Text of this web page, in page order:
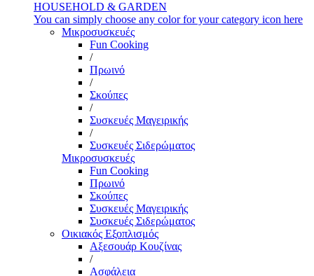
HOUSEHOLD & GARDEN
You can simply choose any color for your category icon here
Μικροσυσκευές
Fun Cooking
/
Πρωινό
/
Σκούπες
/
Συσκευές Μαγειρικής
/
Συσκευές Σιδερώματος
Μικροσυσκευές
Fun Cooking
Πρωινό
Σκούπες
Συσκευές Μαγειρικής
Συσκευές Σιδερώματος
Οικιακός Εξοπλισμός
Αξεσουάρ Κουζίνας
/
Ασφάλεια